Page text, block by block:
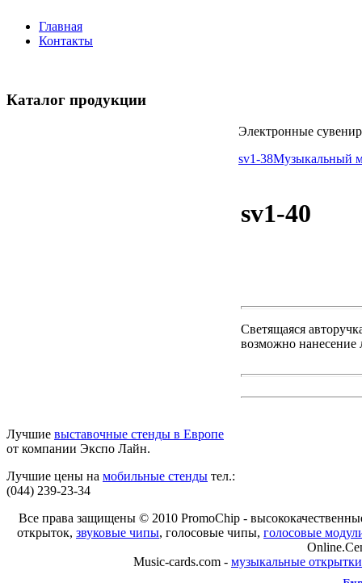
Главная
Контакты
Каталог продукции
Лучшие выставочные стенды в Европе
от компании Экспо Лайн.
Лучшие цены на мобильные стенды тел.:
(044) 239-23-34
Электронные
sv1-38Музыкальный
sv1-40
Светящаяся
возможно нанесение
Все права защищены © 2010 PromoChip -
открыток, звуковые чипы, голосовые чипы, голосовые
Music-cards.com - музыкальные открытки